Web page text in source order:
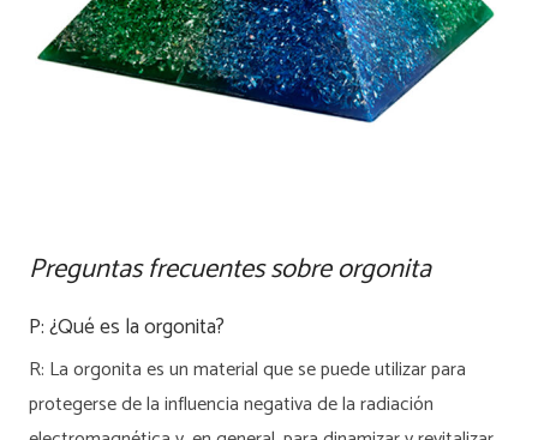
Preguntas frecuentes sobre orgonita
P: ¿Qué es la orgonita?
R: La orgonita es un material que se puede utilizar para
protegerse de la influencia negativa de la radiación